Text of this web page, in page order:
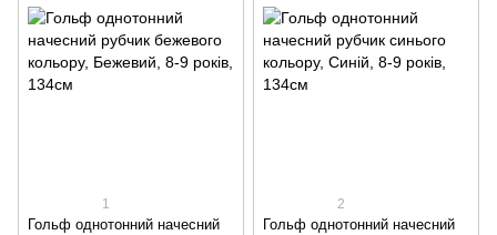
1
Гольф однотонний начесний
2
Гольф однотонний начесний